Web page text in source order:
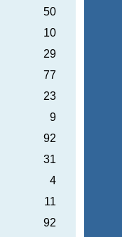
50
10
29
77
23
9
92
31
4
11
92